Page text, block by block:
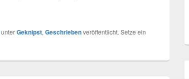
unterGeknipst, Geschriebenveröffentlicht. Setze ein